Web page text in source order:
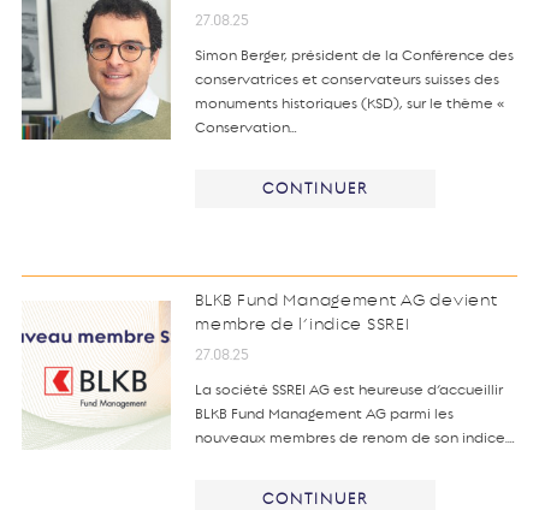
27.08.25
Simon Berger, président de la Conférence des
conservatrices et conservateurs suisses des
monuments historiques (KSD), sur le thème «
Conservation…
CONTINUER
BLKB Fund Management AG devient
membre de l’indice SSREI
27.08.25
La société SSREI AG est heureuse d’accueillir
BLKB Fund Management AG parmi les
nouveaux membres de renom de son indice.…
CONTINUER